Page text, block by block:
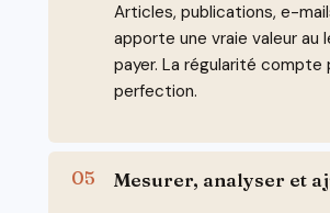
Articles, publications, e-
apporte une vraie valeur au
payer. La régularité compte
perfection.
Mesurer, analyser et